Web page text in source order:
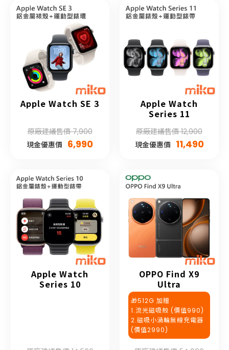
Apple Watch SE 3
原廠建議售價 7,900
現金優惠價 6,990
Apple Watch
Series 11
原廠建議售價 12,900
現金優惠價 11,490
Apple Watch
Series 10
OPPO Find X9
Ultra
🎁512G 加贈
1.流光磁吸殼 (價值990)
2.磁吸小渦輪無線充電器
(價值2990)